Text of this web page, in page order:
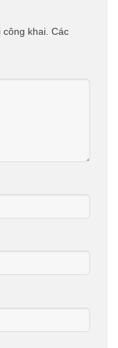
công khai. Các